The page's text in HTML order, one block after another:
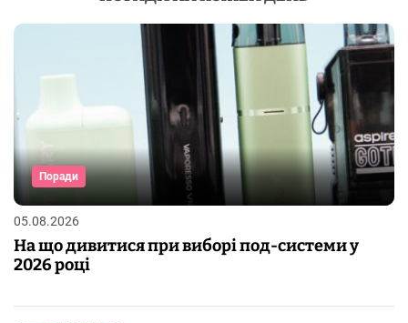
Поради
05.08.2026
На що дивитися при виборі под-системи у
2026 році